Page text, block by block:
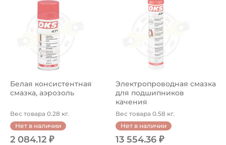
Белая консистентная
смазка, аэрозоль
Вес товара 0.28 кг.
Нет в наличии
2 084.12 ₽
Электропроводная смазка
для подшипников
качения
Вес товара 0.58 кг.
Нет в наличии
13 554.36 ₽